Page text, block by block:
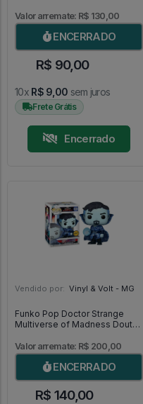
#03
Valor arremate: R$ 130,00
ENCERRADO
R$ 90,00
10x R$ 9,00 sem juros
Frete Grátis
Encerrado
Vendido por: Vinyl & Volt - MG
Funko Pop Doctor Strange
Multiverse of Madness Doutor
Edition] - Doctor Strange
#1000
Valor arremate: R$ 200,00
ENCERRADO
R$ 140,00